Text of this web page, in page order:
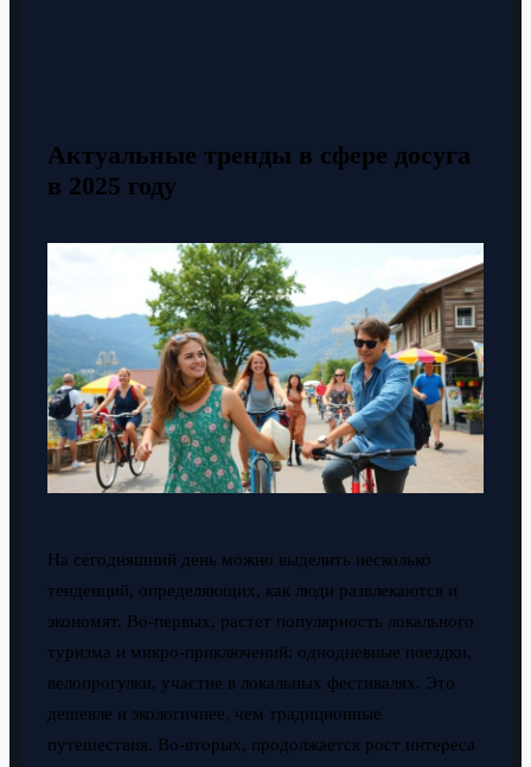
Актуальные тренды в сфере досуга
в 2025 году
На сегодняшний день можно выделить несколько
тенденций, определяющих, как люди развлекаются и
экономят. Во-первых, растет популярность локального
туризма и микро-приключений: однодневные поездки,
велопрогулки, участие в локальных фестивалях. Это
дешевле и экологичнее, чем традиционные
путешествия. Во-вторых, продолжается рост интереса